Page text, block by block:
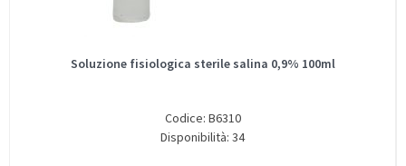
Soluzione fisiologica sterile salina 0,9% 100ml
Codice: B6310
Disponibilità: 34